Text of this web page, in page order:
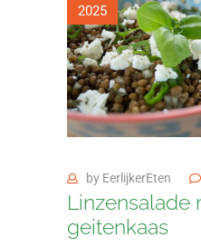
2025
by EerlijkerEten
Linzensalade
geitenkaas